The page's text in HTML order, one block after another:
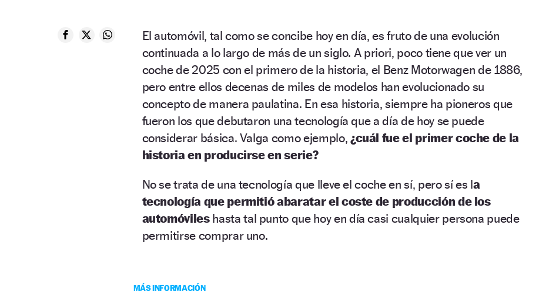
El automóvil, tal como se concibe hoy en día, es fruto de una evolución
continuada a lo largo de más de un siglo. A priori, poco tiene que ver un
coche de 2025 con el primero de la historia, el Benz Motorwagen de 1886,
pero entre ellos decenas de miles de modelos han evolucionado su
concepto de manera paulatina. En esa historia, siempre ha pioneros que
fueron los que debutaron una tecnología que a día de hoy se puede
considerar básica. Valga como ejemplo, ¿cuál fue el primer coche de la
historia en producirse en serie?
No se trata de una tecnología que lleve el coche en sí, pero sí es la
tecnología que permitió abaratar el coste de producción de los
automóvileshasta tal punto que hoy en día casi cualquier persona puede
permitirse comprar uno.
MÁS INFORMACIÓN